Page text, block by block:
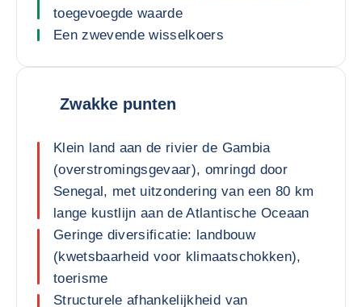
toegevoegde waarde
Een zwevende wisselkoers
Zwakke punten
Klein land aan de rivier de Gambia
(overstromingsgevaar), omringd door
Senegal, met uitzondering van een 80 km
lange kustlijn aan de Atlantische Oceaan
Geringe diversificatie: landbouw
(kwetsbaarheid voor klimaatschokken),
toerisme
Structurele afhankelijkheid van